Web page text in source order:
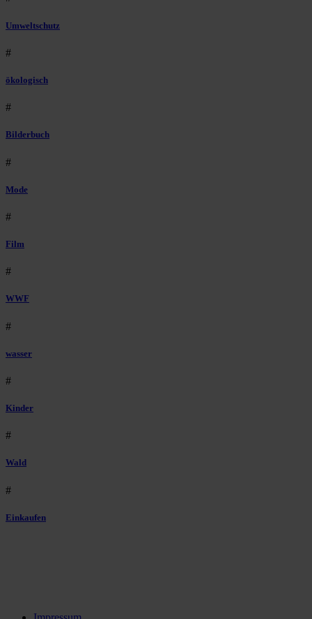
Umweltschutz
#
ökologisch
#
Bilderbuch
#
Mode
#
Film
#
WWF
#
wasser
#
Kinder
#
Wald
#
Einkaufen